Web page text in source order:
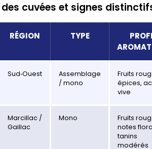
cuvées et signes
RÉGION TYPE
Sud‑Ouest
Assemblage
/ mono
Fruits
épices,
vive
Marcillac /
Gaillac
Mono
Fruits
notes
tanins
modérés